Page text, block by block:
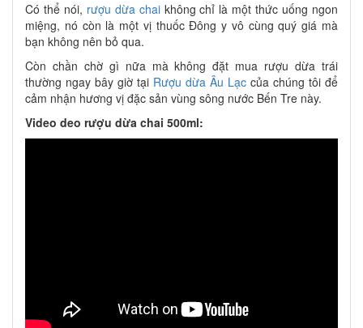
Có thể nói, rượu dừa chaikhông chỉ là một thức uống ngon
miệng, nó còn là một vị thuốc Đông y vô cùng quý giá mà
bạn không nên bỏ qua.
Còn chần chờ gì nữa mà không đặt mua rượu dừa trái
thường ngay bây giờ tại Rượu dừa Âu Lạc của chúng tôi để
cảm nhận hương vị đặc sản vùng sông nước Bến Tre này.
Video deo rượu dừa chai 500ml: